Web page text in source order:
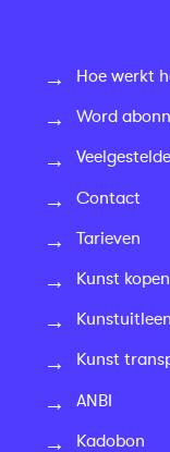
Hoe werkt
Word
Contact
Tarieven
Kunst kopen
Kunstuitleen
Kunst
ANBI
Kadobon